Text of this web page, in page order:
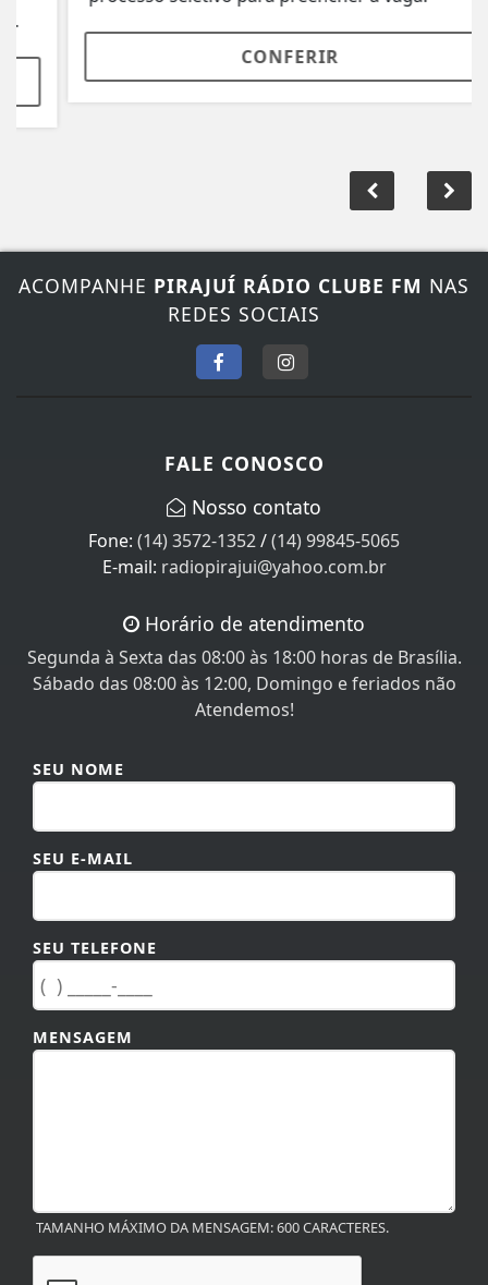
CONFERIR
ACOMPANHEPIRAJUÍ RÁDIO CLUBE FMNAS
REDES SOCIAIS
(14) 3572-1352/(14) 99845-5065
E-mail:radiopirajui@yahoo.com.br
Segunda à Sexta das 08:00 às 18:00 horas de Brasília.
Sábado das 08:00 às 12:00, Domingo e feriados não
Atendemos!
SEU E-MAIL
SEU TELEFONE
MENSAGEM